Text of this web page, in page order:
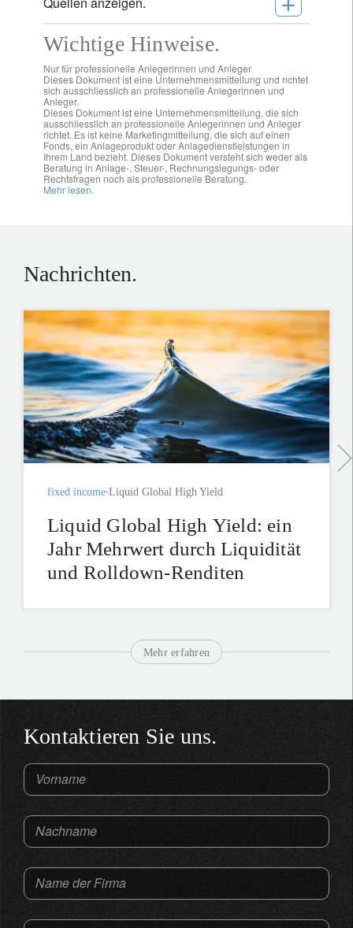
Wichtige Hinweise.
Nur für professionelle Anlegerinnen und Anleger
Dieses Dokument ist eine Unternehmensmitteilung und richtet
sich ausschliesslich an professionelle Anlegerinnen und
Anleger.
Dieses Dokument ist eine Unternehmensmitteilung, die sich
ausschliesslich an professionelle Anlegerinnen und Anleger
richtet. Es ist keine Marketingmitteilung, die sich auf einen
Fonds, ein Anlageprodukt oder Anlagedienstleistungen in
Ihrem Land bezieht. Dieses Dokument versteht sich weder als
Beratung in Anlage-, Steuer-, Rechnungslegungs- oder
Rechtsfragen noch als professionelle Beratung.
Mehr lesen.
Nachrichten.
fixed income Liquid Global High Yield
Liquid Global High Yield: ein
Jahr Mehrwert durch Liquidität
und Rolldown-Renditen
Mehr erfahren
Kontaktieren Sie uns.
Vorname
Nachname
Name der Firma